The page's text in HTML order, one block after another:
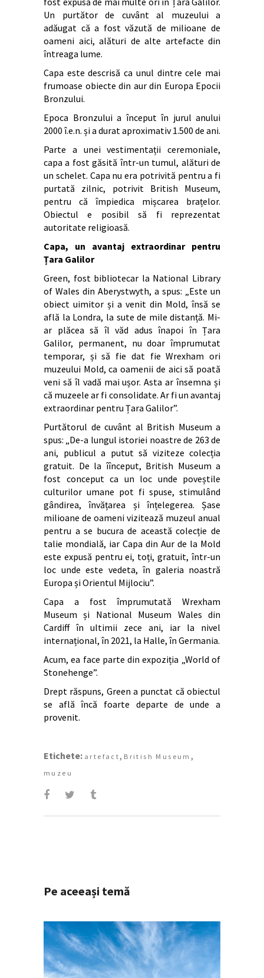
Un purtător de cuvânt al muzeului a
adăugat că a fost văzută de milioane de
oameni aici, alături de alte artefacte din
întreaga lume.
Capa este descrisă ca unul dintre cele mai
frumoase obiecte din aur din Europa Epocii
Bronzului.
Epoca Bronzului a început în jurul anului
2000 î.e.n. și a durat aproximativ 1.500 de ani.
Parte a unei vestimentații ceremoniale,
capa a fost găsită într-un tumul, alături de
un schelet. Capa nu era potrivită pentru a fi
purtată zilnic, potrivit British Museum,
pentru că împiedica mișcarea brațelor.
Obiectul e posibil să fi reprezentat
autoritate religioasă.
Capa, un avantaj extraordinar pentru
Țara Galilor
Green, fost bibliotecar la National Library
of Wales din Aberystwyth, a spus: „Este un
obiect uimitor și a venit din Mold, însă se
află la Londra, la sute de mile distanță. Mi-
ar plăcea să îl văd adus înapoi în Țara
Galilor, permanent, nu doar împrumutat
temporar, și să fie dat fie Wrexham ori
muzeului Mold, ca oamenii de aici să poată
veni să îl vadă mai ușor. Asta ar însemna și
că muzeele ar fi consolidate. Ar fi un avantaj
extraordinar pentru Țara Galilor”.
Purtătorul de cuvânt al British Museum a
spus: „De-a lungul istoriei noastre de 263 de
ani, publicul a putut să viziteze colecția
gratuit. De la îînceput, British Museum a
fost conceput ca un loc unde poveștile
culturilor umane pot fi spuse, stimulând
gândirea, învățarea și înțelegerea. Șase
milioane de oameni vizitează muzeul anual
pentru a se bucura de această colecție de
talie mondială, iar Capa din Aur de la Mold
este expusă pentru ei, toți, gratuit, într-un
loc unde este vedeta, în galeria noastră
Europa și Orientul Mijlociu”.
Capa a fost împrumutată Wrexham
Museum și National Museum Wales din
Cardiff în ultimii zece ani, iar la nivel
internațional, în 2021, la Halle, în Germania.
Acum, ea face parte din expoziția „World of
Stonehenge”.
Drept răspuns, Green a punctat că obiectul
se află încă foarte departe de unde a
provenit.
Etichete: artefact, British Museum ,
muzeu
Pe aceeași temă